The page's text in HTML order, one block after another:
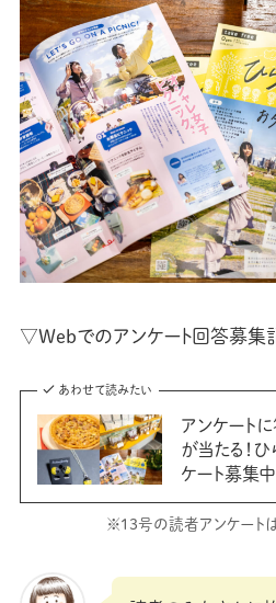
▽Webでのアンケート回答募集
あわせて読みたい
アンケート
が当たる！
ケート募集
※13号の読者アンケート